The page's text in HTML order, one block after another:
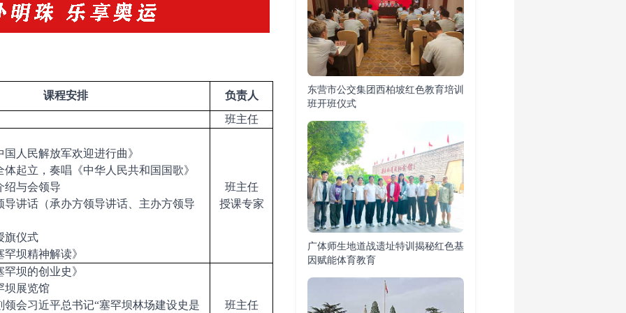
课程安排
负责人
班主任
人民解放军欢迎进行曲》
起立，奏唱《中华人民共和国国歌》
绍与会领导
导讲话（承办方领导讲话、主办方领导
旗仪式
罕坝精神解读》
班主任
授课专家
罕坝的创业史》
坝展览馆
领会习近平总书记“塞罕坝林场建设史是 班主任
东营市公交集团西柏坡红色教育培训
班开班仪式
广体师生地道战遗址特训揭秘红色基
因赋能体育教育